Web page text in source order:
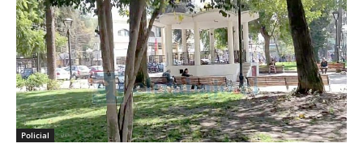
Policial